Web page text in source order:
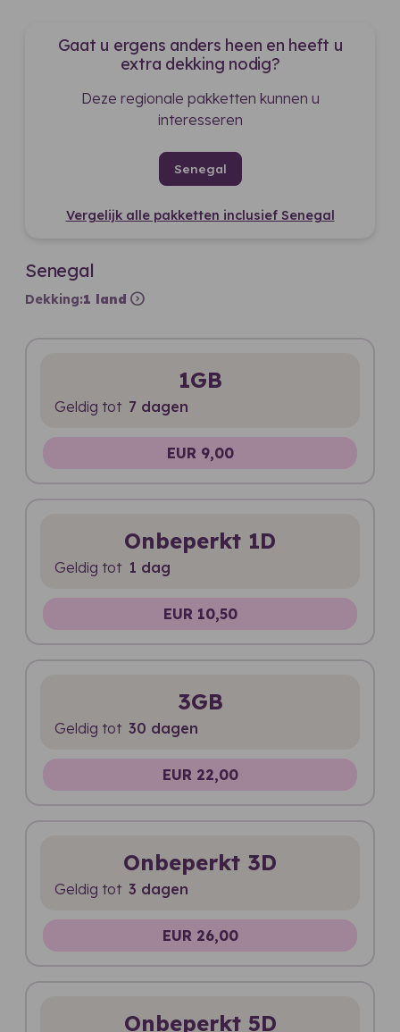
Gaat u ergens anders heen en heeft u
extra dekking nodig?
Deze regionale pakketten kunnen u
interesseren
Senegal
Vergelijk alle pakketten inclusief Senegal
Senegal
Dekking:1 land expand_circle_right
1GB
Geldig tot 7 dagen
EUR 9,00
Onbeperkt 1D
Geldig tot 1 dag
EUR 10,50
3GB
Geldig tot 30 dagen
EUR 22,00
Onbeperkt 3D
Geldig tot 3 dagen
EUR 26,00
Onbeperkt 5D